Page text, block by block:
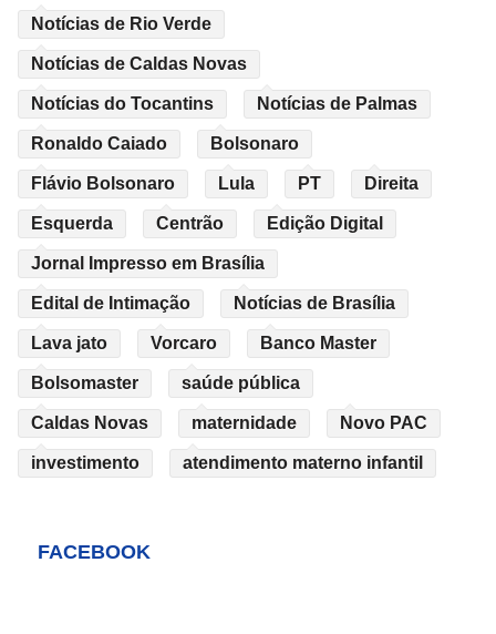
Notícias de Rio Verde
Notícias de Caldas Novas
Notícias do Tocantins Notícias de Palmas
Ronaldo Caiado Bolsonaro
Flávio Bolsonaro Lula PT Direita
Esquerda Centrão Edição Digital
Jornal Impresso em Brasília
Edital de Intimação Notícias de Brasília
Lava jato Vorcaro Banco Master
Bolsomaster saúde pública
Caldas Novas maternidade Novo PAC
investimento atendimento materno infantil
FACEBOOK